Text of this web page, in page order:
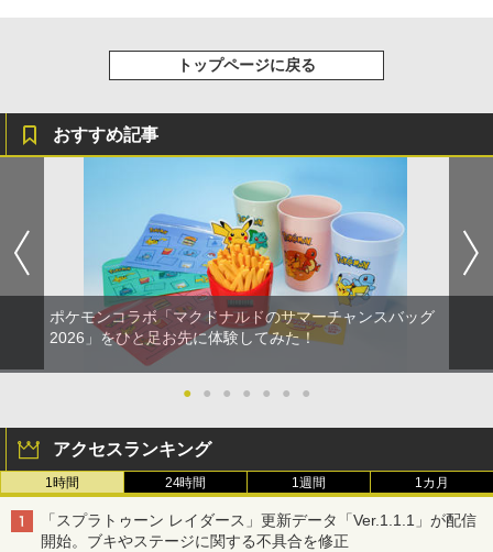
トップページに戻る
おすすめ記事
ポケモンコラボ「マクドナルドのサマーチャンスバッグ
2026」をひと足お先に体験してみた！
● ● ● ● ● ● ●
アクセスランキング
1時間 24時間 1週間 1カ月
「スプラトゥーン レイダース」更新データ「Ver.1.1.1」が配信
開始。ブキやステージに関する不具合を修正